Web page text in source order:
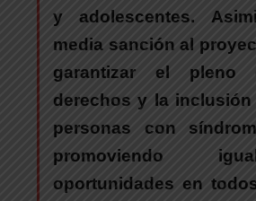
y adolescentes.
media sanción al
garantizar el pleno
derechos y la
personas con
promoviendo
oportunidades en